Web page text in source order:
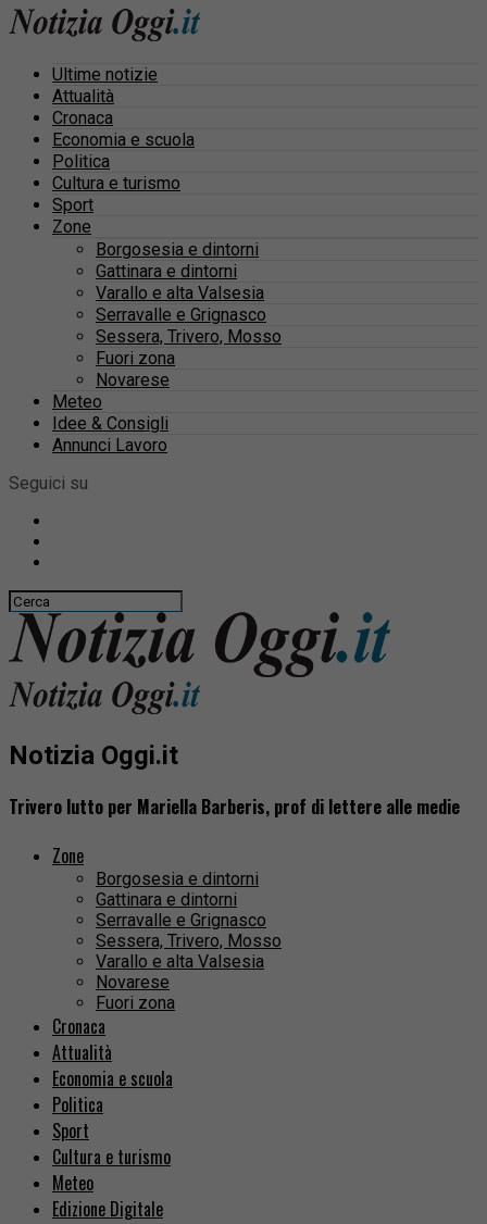
Ultime notizie
Attualità
Cronaca
Economia e scuola
Politica
Cultura e turismo
Sport
Zone
Borgosesia e dintorni
Gattinara e dintorni
Varallo e alta Valsesia
Serravalle e Grignasco
Sessera, Trivero, Mosso
Fuori zona
Novarese
Meteo
Idee & Consigli
Annunci Lavoro
Seguici su
Notizia Oggi.it
Trivero lutto per Mariella Barberis, prof di lettere alle medie
Zone
Borgosesia e dintorni
Gattinara e dintorni
Serravalle e Grignasco
Sessera, Trivero, Mosso
Varallo e alta Valsesia
Novarese
Fuori zona
Cronaca
Attualità
Economia e scuola
Politica
Sport
Cultura e turismo
Meteo
Edizione Digitale